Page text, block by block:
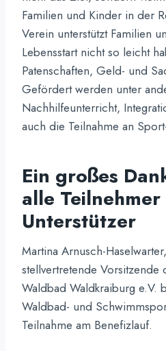
Familien und Kinder in der
Verein unterstützt Familien
Lebensstart nicht so leicht
Patenschaften, Geld- und
Gefördert werden unter
Nachhilfeunterricht,
auch die Teilnahme an
Ein großes
alle
Unterstützer
Martina Arnusch-
stellvertretende Vorsitzende
Waldbad Waldkraiburg e.V.
Waldbad- und
Teilnahme am Benefizlauf.